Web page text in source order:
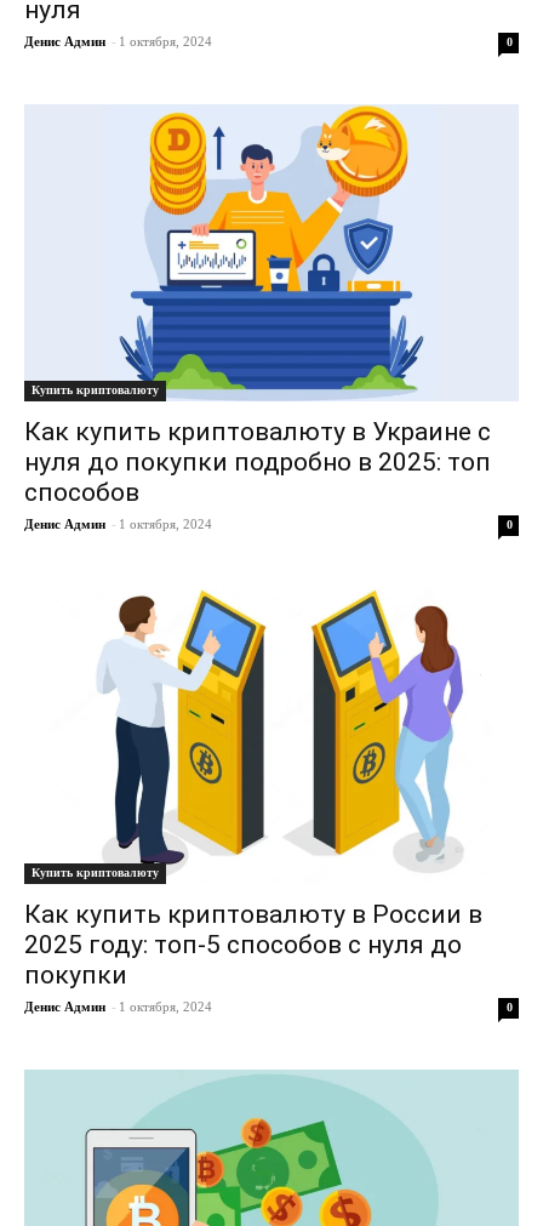
нуля
Денис Админ - 1 октября, 2024 0
Купить криптовалюту
Как купить криптовалюту в Украине с
нуля до покупки подробно в 2025: топ
способов
Денис Админ - 1 октября, 2024 0
Купить криптовалюту
Как купить криптовалюту в России в
2025 году: топ-5 способов с нуля до
покупки
Денис Админ - 1 октября, 2024 0